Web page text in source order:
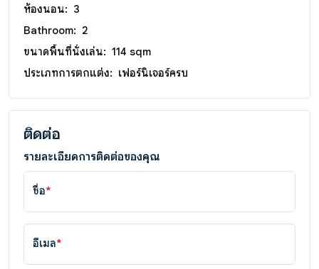
ห้องนอน: 3
Bathroom: 2
ขนาดพื้นที่นั่งเล่น: 114 sqm
ประเภทการตกแต่ง: เฟอร์นิเจอร์ครบ
ติดต่อ
รายละเอียดการติดต่อของคุณ
ชื่อ*
อีเมล*